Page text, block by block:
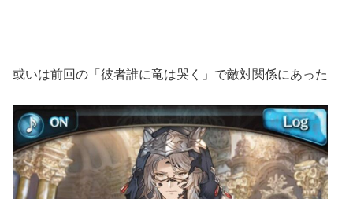
或いは前回の「彼者誰に竜は哭く」で敵対関係にあった